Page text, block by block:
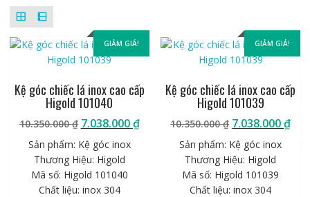
thấp
GIẢM GIÁ!
Kệ góc chiếc lá inox cao cấp
Higold 101040
10.350.000₫ Giá
gốc
là:
10.350.000 ₫.
7.038.000₫Giá
7.038.000 ₫.
Sản phẩm: Kệ góc inox
Thương Hiệu: Higold
Mã số: Higold 101040
Chất liệu: inox 304
GIẢM GIÁ!
Kệ góc chiếc lá inox cao cấp
Higold 101039
10.350.000₫ Giá
gốc
là:
10.350.000 ₫.
7.038.000₫Giá
Sản phẩm: Kệ góc inox
Thương Hiệu: Higold
Mã số: Higold 101039
Chất liệu: inox 304